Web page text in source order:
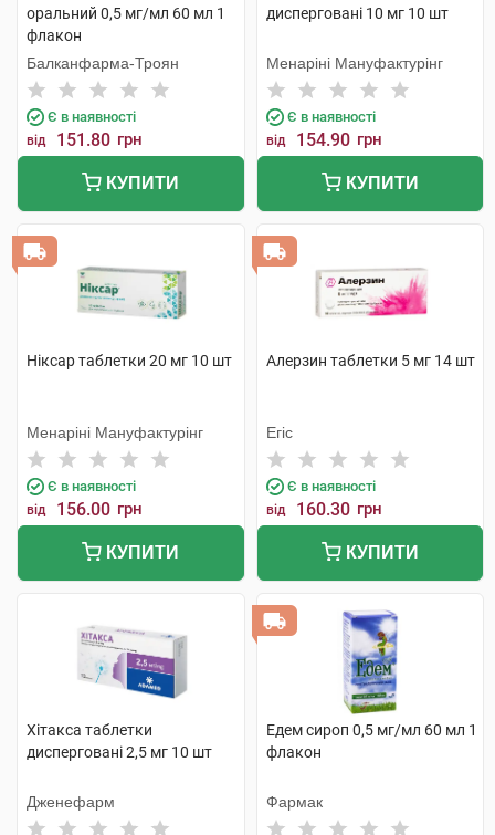
оральний 0,5 мг/мл 60 мл 1
флакон
Балканфарма-Троян
Є в наявності
від 151.80 грн
КУПИТИ
дисперговані 10 мг 10 шт
Менаріні Мануфактурінг
Є в наявності
від 154.90 грн
КУПИТИ
Ніксар таблетки 20 мг 10 шт
Менаріні Мануфактурінг
Є в наявності
від 156.00 грн
КУПИТИ
Алерзин таблетки 5 мг 14 шт
Егіс
Є в наявності
від 160.30 грн
КУПИТИ
Хітакса таблетки
дисперговані 2,5 мг 10 шт
Дженефарм
Едем сироп 0,5 мг/мл 60 мл 1
флакон
Фармак